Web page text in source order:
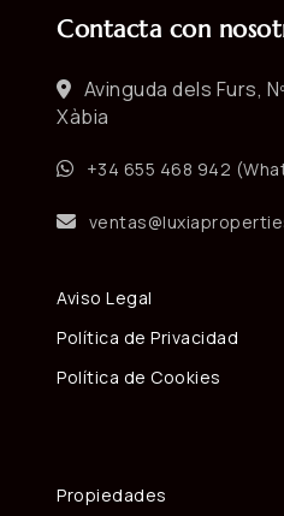
Contacta con
Avinguda dels Furs,
Xàbia
+34 655 468 942
Aviso Legal
Política de Privacidad
Política de Cookies
Propiedades